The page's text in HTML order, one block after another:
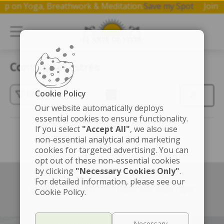
on Yoga, Breathwork & Meditation.Save my Spot
Controla el estrés
(3)
Left box align left Right box align right
Cookie Policy
Our website automatically deploys
essential cookies to ensure functionality.
If you select "Accept All", we also use
non-essential analytical and marketing
cookies for targeted advertising. You can
opt out of these non-essential cookies
by clicking "Necessary Cookies Only".
For detailed information, please see our
Cookie Policy.